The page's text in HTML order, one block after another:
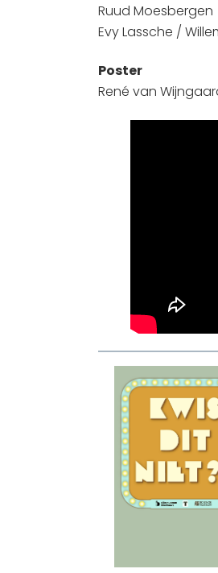
Ruud Moesbergen
Evy Lassche /
Poster
René van